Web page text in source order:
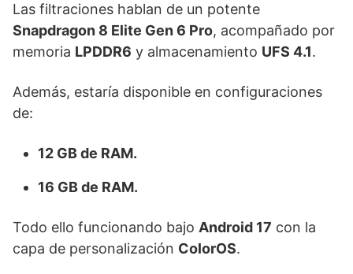
Las filtraciones hablan de un potente
Snapdragon 8 Elite Gen 6 Pro, acompañado por
memoria LPDDR6 y almacenamiento UFS 4.1.
Además, estaría disponible en configuraciones
de:
12 GB de RAM.
16 GB de RAM.
Todo ello funcionando bajo Android 17 con la
capa de personalización ColorOS.